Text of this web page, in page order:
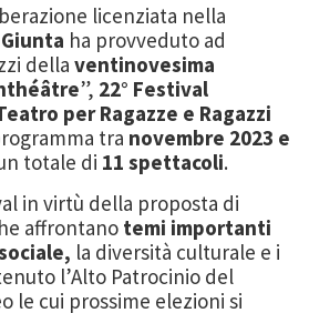
licenziata nella
Giunta ha provveduto ad
della ventinovesima
”, 22° Festival
per Ragazze e Ragazzi
tra novembre 2023 e
totale di 11 spettacoli.
in virtù della proposta di
affrontano temi importanti
la diversità culturale e i
l’Alto Patrocinio del
le cui prossime elezioni si